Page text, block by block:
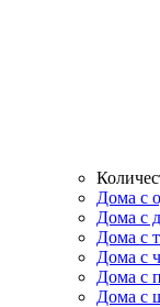
Дома с
Дома с
Дома с
Дома с
Дома с
Дома с